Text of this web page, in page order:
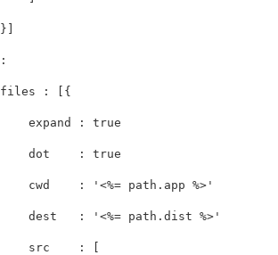
}]
:
files : [{
expand : true
dot : true
cwd : '<%= path.app %>'
dest : '<%= path.dist %>'
src :